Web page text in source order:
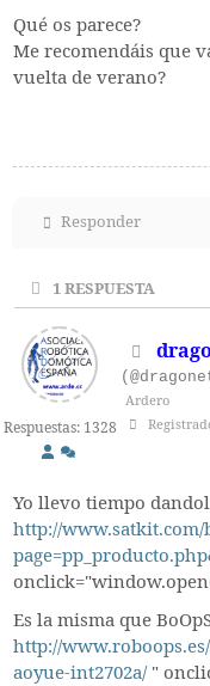
Qué os parece?
Me recomendáis que
vuelta de verano?
Responder
1RESPUESTA
Respuestas: 1328
Ardero
Yo llevo tiempo
http://www.satkit.com/
Es la misma que
http://
aoyue-int2702a/ "